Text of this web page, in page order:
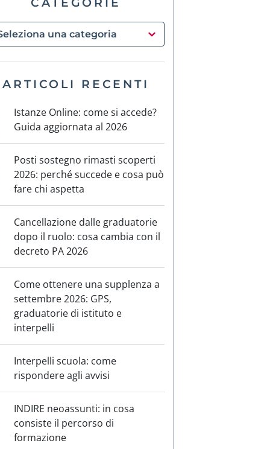
ARTICOLI RECENTI
Istanze Online: come si accede?
Guida aggiornata al 2026
Posti sostegno rimasti scoperti
2026: perché succede e cosa può
fare chi aspetta
Cancellazione dalle graduatorie
dopo il ruolo: cosa cambia con il
decreto PA 2026
Come ottenere una supplenza a
settembre 2026: GPS,
graduatorie di istituto e
interpelli
Interpelli scuola: come
rispondere agli avvisi
INDIRE neoassunti: in cosa
consiste il percorso di
formazione